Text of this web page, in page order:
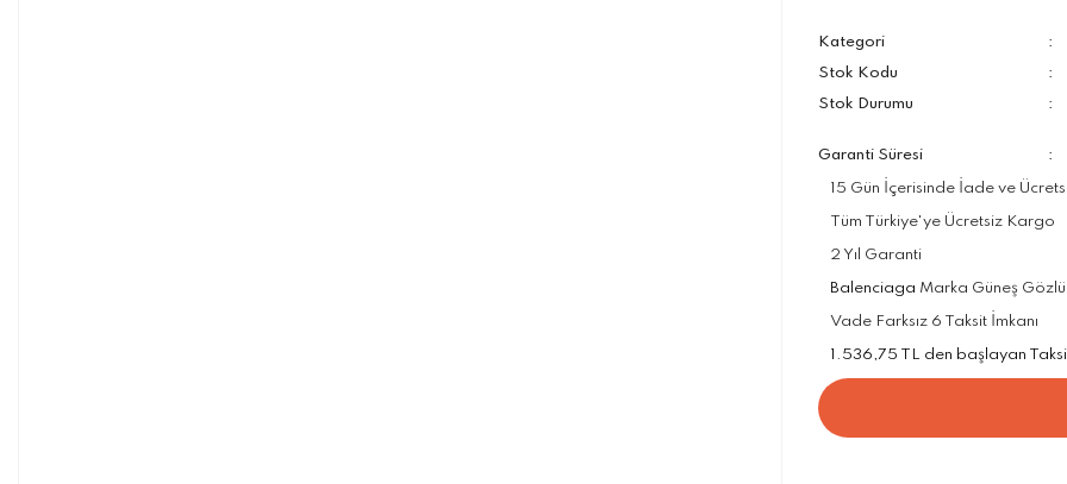
Kategori
Stok Kodu
Stok Durumu
Garanti Süresi
15 Gün İçerisinde İade ve
Tüm Türkiye'ye Ücretsiz Kargo
2 Yıl Garanti
Balenciaga Marka Güneş
Vade Farksız 6 Taksit İmkanı
1.536,75 TL den başlayan